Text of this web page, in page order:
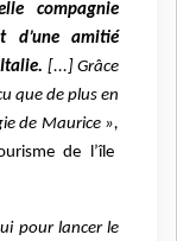
compagnie
d’une amitié
[...] Grâce
que de plus en
de Maurice »,
de l’île
pour lancer le